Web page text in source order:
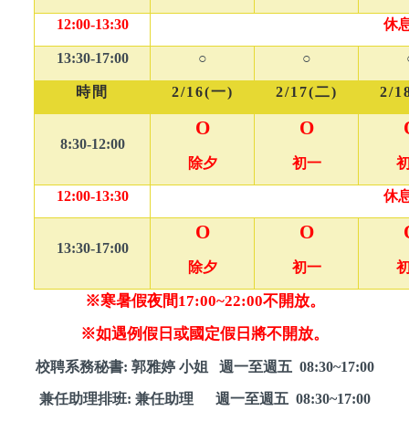
12:00-13:30 休
13:30-17:00 ○ ○
時間 2/16(一) 2/17(二) 2/
8:30-12:00
O
除夕
O
初一
12:00-13:30 休
13:30-17:00
O
除夕
O
初一
※寒暑假夜間17:00~22:00不開放。
※如遇例假日或國定假日將不開放。
校聘系務秘書: 郭雅婷小姐 週一至週五 08:30~17:00
兼任助理排班: 兼任助理 週一至週五 08:30~17:00